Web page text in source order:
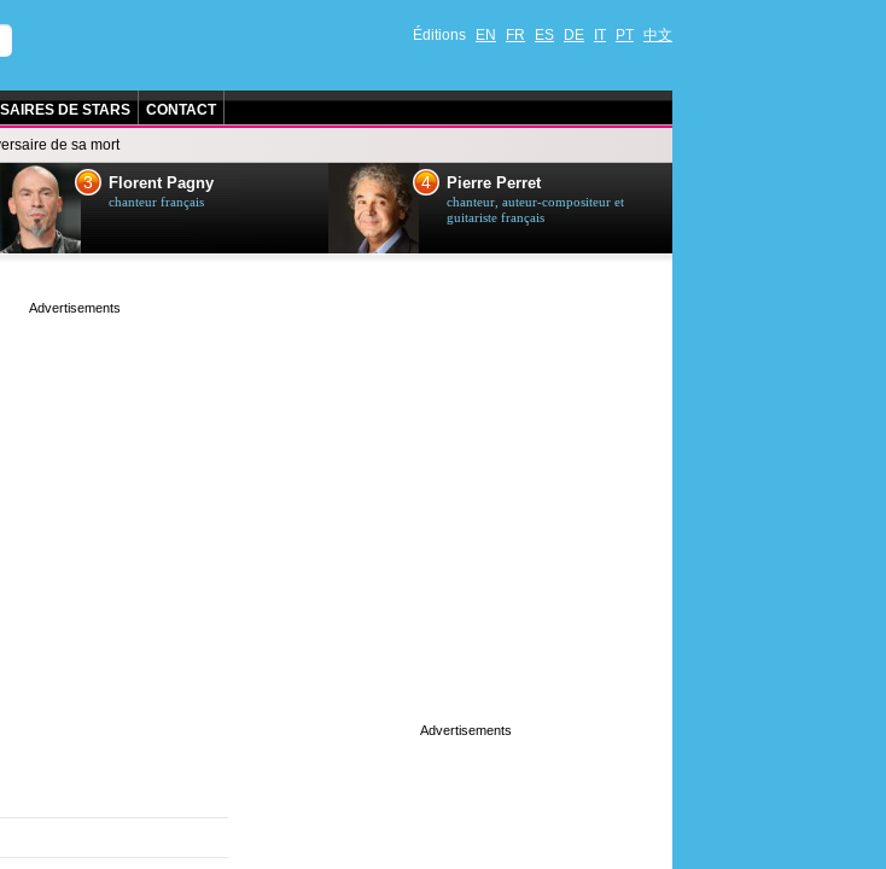
Éditions EN FR ES DE IT PT 中文
DE STARS CONTACT
de sa mort
3 Florent Pagny
chanteur français
4 Pierre Perret
chanteur, auteur-compositeur et
guitariste français